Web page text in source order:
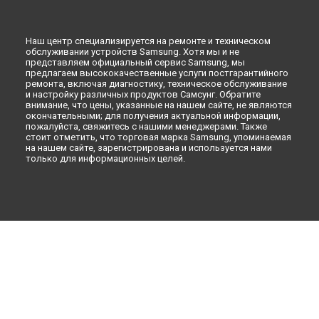
Наш центр специализируется на ремонте и техническом
обслуживании устройств Samsung. Хотя мы и не
представляем официальный сервис Samsung, мы
предлагаем высококачественные услуги постгарантийного
ремонта, включая диагностику, техническое обслуживание
и настройку различных продуктов Самсунг. Обратите
внимание, что цены, указанные на нашем сайте, не являются
окончательными; для получения актуальной информации,
пожалуйста, свяжитесь с нашими менеджерами. Также
стоит отметить, что торговая марка Samsung, упоминаемая
на нашем сайте, зарегистрирована и используется нами
только для информационных целей.